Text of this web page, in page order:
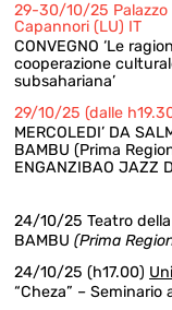
29-30/10/25 Palazzo
Capannori (LU) IT
CONVEGNO ‘Le
cooperazione
subsahariana’
29/10/25 (dalle
MERCOLEDI’ DA
BAMBU (Prima
ENGANZIBAO JAZZ
24/10/25 Teatro della
BAMBU (Prima
24/10/25 (h17.00)
“Cheza” –